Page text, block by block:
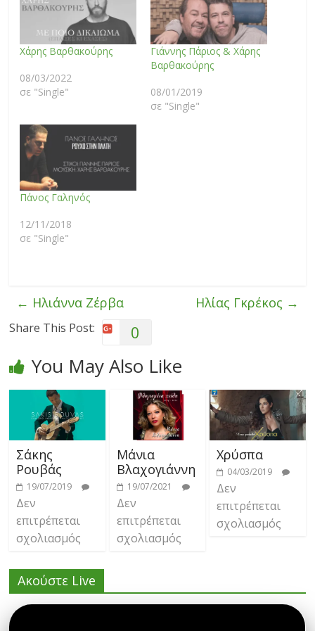
Χάρης Βαρθακούρης
08/03/2022
σε "Single"
Γιάννης Πάριος & Χάρης
Βαρθακούρης
08/01/2019
σε "Single"
Πάνος Γαληνός
12/11/2018
σε "Single"
← Ηλιάννα Ζέρβα Ηλίας Γκρέκος →
Share This Post: 0
You May Also Like
Σάκης
Ρουβάς
19/07/2019
Δεν
επιτρέπεται
σχολιασμός
Μάνια
Βλαχογιάννη
19/07/2021
Δεν
επιτρέπεται
σχολιασμός
Χρύσπα
04/03/2019
Δεν
επιτρέπεται
σχολιασμός
Ακούστε Live